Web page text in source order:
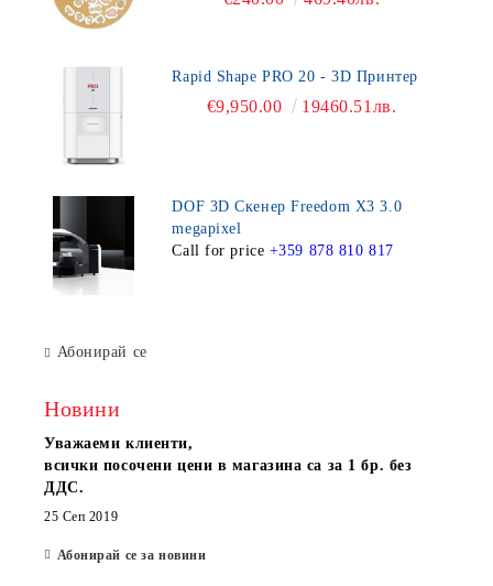
Rapid Shape PRO 20 - 3D Принтер
€9,950.00 19460.51лв.
DOF 3D Скенер Freedom X3 3.0
megapixel
Call for price +359 878 810 817
Абонирай се
Новини
Уважаеми клиенти,
всички посочени цени в магазина са за 1 бр. без
ДДС.
25 Сеп 2019
Абонирай се за новини